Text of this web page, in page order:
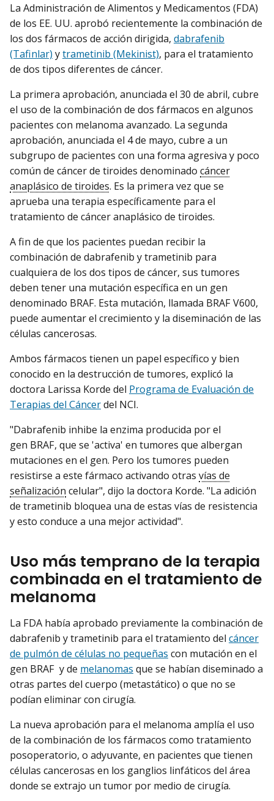
La Administración de Alimentos y Medicamentos (FDA)
de los EE. UU. aprobó recientemente la combinación de
los dos fármacos de acción dirigida, dabrafenib
(Tafinlar) ytrametinib (Mekinist), para el tratamiento
de dos tipos diferentes de cáncer.
La primera aprobación, anunciada el 30 de abril, cubre
el uso de la combinación de dos fármacos en algunos
pacientes con melanoma avanzado. La segunda
aprobación, anunciada el 4 de mayo, cubre a un
subgrupo de pacientes con una forma agresiva y poco
común de cáncer de tiroides denominado cáncer
anaplásico de tiroides. Es la primera vez que se
aprueba una terapia específicamente para el
tratamiento de cáncer anaplásico de tiroides.
A fin de que los pacientes puedan recibir la
combinación de dabrafenib y trametinib para
cualquiera de los dos tipos de cáncer, sus tumores
deben tener una mutación específica en un gen
denominado BRAF. Esta mutación, llamada BRAF V600,
puede aumentar el crecimiento y la diseminación de las
células cancerosas.
Ambos fármacos tienen un papel específico y bien
conocido en la destrucción de tumores, explicó la
doctora Larissa Korde del Programa de Evaluación de
Terapias del Cáncerdel NCI.
"Dabrafenib inhibe la enzima producida por el
gen BRAF, que se 'activa' en tumores que albergan
mutaciones en el gen. Pero los tumores pueden
resistirse a este fármaco activando otras vías de
señalización celular", dijo la doctora Korde. "La adición
de trametinib bloquea una de estas vías de resistencia
y esto conduce a una mejor actividad".
Uso más temprano de la terapia
combinada en el tratamiento de
melanoma
La FDA había aprobado previamente la combinación de
dabrafenib y trametinib para el tratamiento del cáncer
de pulmón de células no pequeñas con mutación en el
gen BRAF y de melanomas que se habían diseminado a
otras partes del cuerpo (metastático) o que no se
podían eliminar con cirugía.
La nueva aprobación para el melanoma amplía el uso
de la combinación de los fármacos como tratamiento
posoperatorio, o adyuvante, en pacientes que tienen
células cancerosas en los ganglios linfáticos del área
donde se extrajo un tumor por medio de cirugía.